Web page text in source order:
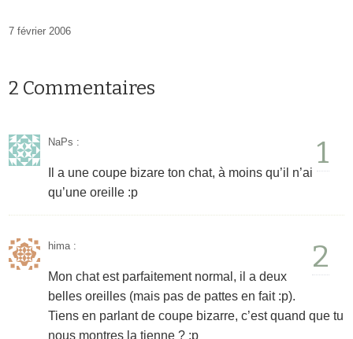
7 février 2006
2 Commentaires
1
NaPs :
Il a une coupe bizare ton chat, à moins qu’il n’ai
qu’une oreille :p
2
hima :
Mon chat est parfaitement normal, il a deux
belles oreilles (mais pas de pattes en fait :p).
Tiens en parlant de coupe bizarre, c’est quand que tu
nous montres la tienne ? :p